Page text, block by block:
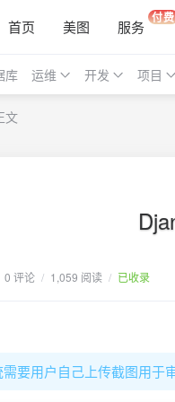
首页 美图 服务 付费
库 运维 开发 项目
文
0 评论 / 1,059 阅读 / 已收录
要用户自己上传截图用于